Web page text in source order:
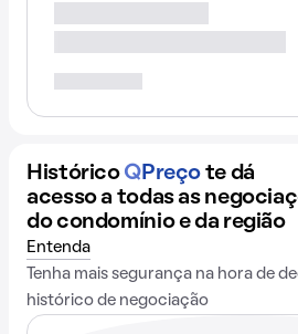
Histórico QPreço te dá
acesso a todas as
do condomínio e da região
Entenda
Tenha mais segurança na hora de
histórico de negociação